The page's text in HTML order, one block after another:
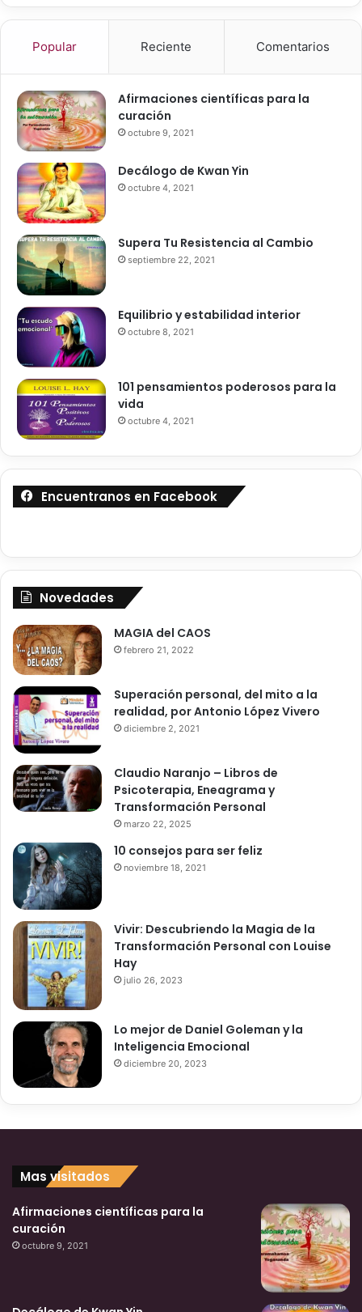
e
e
y
Y
a
z
o
q
e
m
e
r
o
e
u
C
o
n
o
c
m
e
-
a
g
a
l
a
d
e
s
r
Popular Reciente Comentarios
Afirmaciones científicas para la
curación
octubre 9, 2021
Decálogo de Kwan Yin
octubre 4, 2021
Supera Tu Resistencia al Cambio
septiembre 22, 2021
Equilibrio y estabilidad interior
octubre 8, 2021
101 pensamientos poderosos para la
vida
octubre 4, 2021
Encuentranos en Facebook
Novedades
MAGIA del CAOS
febrero 21, 2022
Superación personal, del mito a la
realidad, por Antonio López Vivero
diciembre 2, 2021
Claudio Naranjo – Libros de
Psicoterapia, Eneagrama y
Transformación Personal
marzo 22, 2025
10 consejos para ser feliz
noviembre 18, 2021
Vivir: Descubriendo la Magia de la
Transformación Personal con Louise
Hay
julio 26, 2023
Lo mejor de Daniel Goleman y la
Inteligencia Emocional
diciembre 20, 2023
Mas visitados
Afirmaciones científicas para la
curación
octubre 9, 2021